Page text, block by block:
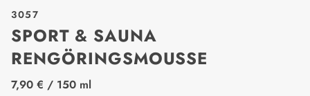
3057
SPORT & SAUNA
RENGÖRINGSMOUSSE
price_label
7,90 € / 150 ml